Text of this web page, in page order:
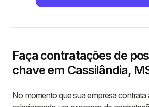
Faça contratações de
chave em Cassilândia,
No momento que sua empresa contrata